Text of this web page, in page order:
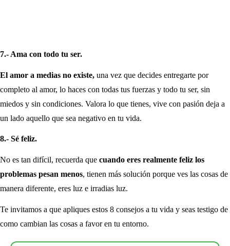
7.- Ama con todo tu ser.
El amor a medias no existe, una vez que decides entregarte por
completo al amor, lo haces con todas tus fuerzas y todo tu ser, sin
miedos y sin condiciones. Valora lo que tienes, vive con pasión deja a
un lado aquello que sea negativo en tu vida.
8.- Sé feliz.
No es tan difícil, recuerda que cuando eres realmente feliz los
problemas pesan menos, tienen más solución porque ves las cosas de
manera diferente, eres luz e irradias luz.
Te invitamos a que apliques estos 8 consejos a tu vida y seas testigo de
como cambian las cosas a favor en tu entorno.